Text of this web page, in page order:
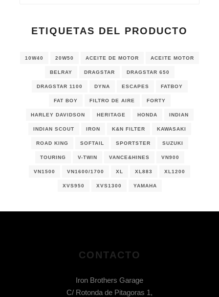
ETIQUETAS DEL PRODUCTO
10W40 20W50 ACEITE DE MOTOR ACEITE MOTOR
BELRAY DRAGSTAR DRAGSTAR 650
DRAGSTAR 1100 DYNA ESCAPES FATBOY
FAT BOY FILTRO DE AIRE FORTY
HARLEY DAVIDSON HERITAGE HONDA INDIAN
INDIAN SCOUT IRON K&N FILTER KAWASAKI
ROAD KING SOFTAIL SPORTSTER SUZUKI
TOURING V-TWIN VANCE&HINES VN900
VN1500 VN1600/1700 XL XL883 XL1200
XVS950 XVS1300 YAMAHA
CONTACTO
Iron Brothers Garage
C/ Rotonda de Pitagoras 1,